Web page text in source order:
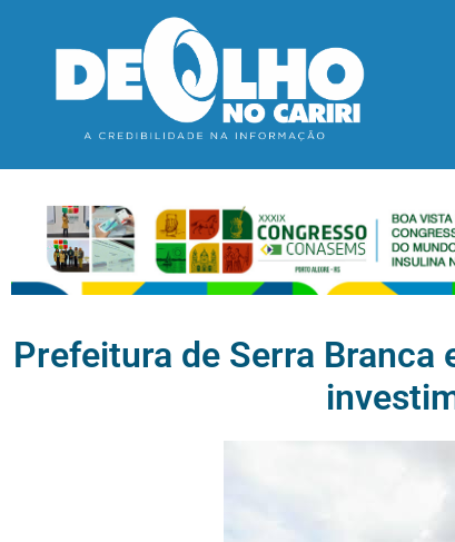
Prefeitura de Serra